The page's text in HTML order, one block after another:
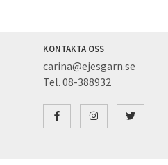
KONTAKTA OSS
carina@ejesgarn.se
Tel. 08-388932